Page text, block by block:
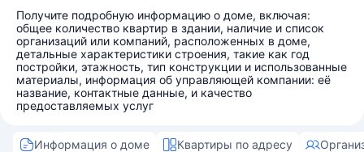
Получите подробную информацию о доме, включая:
общее количество квартир в здании, наличие и список
организаций или компаний, расположенных в доме,
детальные характеристики строения, такие как год
постройки, этажность, тип конструкции и использованные
материалы, информация об управляющей компании: её
название, контактные данные, и качество
предоставляемых услуг
Информация о доме Квартиры по адресу